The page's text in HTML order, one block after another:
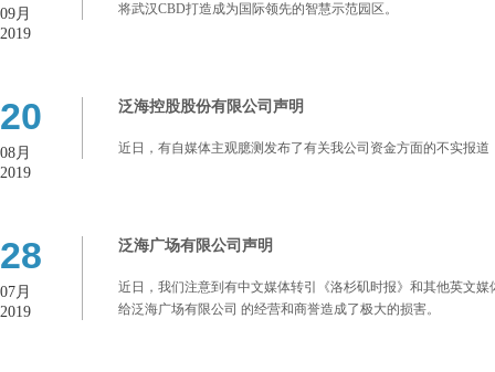
09月
2019
将武汉CBD打造成为国际领先的智慧示范园区。
20
08月
2019
泛海控股股份有限公司声明
近日，有自媒体主观臆测发布了有关我公司资金方面的不实报
28
07月
2019
泛海广场有限公司声明
近日，我们注意到有中文媒体转引《洛杉矶时报》和其他英文
给泛海广场有限公司 的经营和商誉造成了极大的损害。